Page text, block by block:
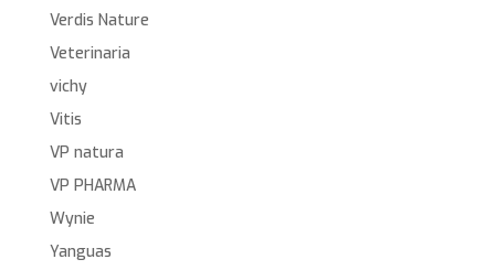
Verdis Nature
Veterinaria
vichy
Vitis
VP natura
VP PHARMA
Wynie
Yanguas